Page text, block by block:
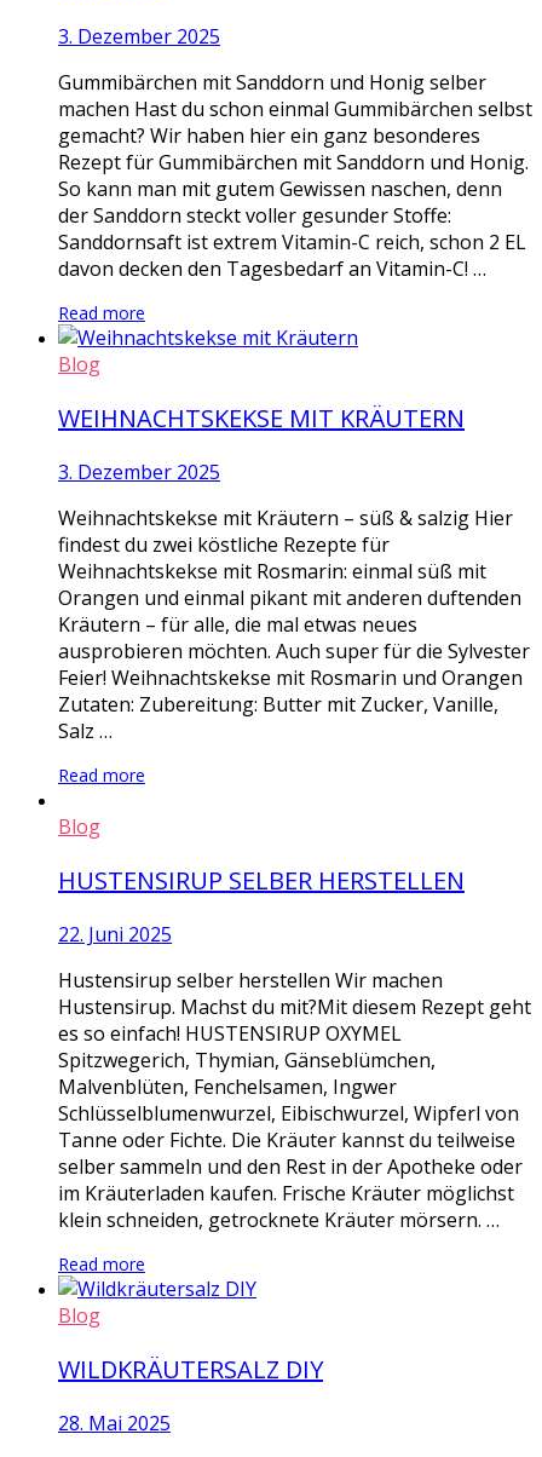
3. Dezember 2025
Gummibärchen mit Sanddorn und Honig selber
machen Hast du schon einmal Gummibärchen selbst
gemacht? Wir haben hier ein ganz besonderes
Rezept für Gummibärchen mit Sanddorn und Honig.
So kann man mit gutem Gewissen naschen, denn
der Sanddorn steckt voller gesunder Stoffe:
Sanddornsaft ist extrem Vitamin-C reich, schon 2 EL
davon decken den Tagesbedarf an Vitamin-C! …
Read more
Blog
WEIHNACHTSKEKSE MIT KRÄUTERN
3. Dezember 2025
Weihnachtskekse mit Kräutern – süß & salzig Hier
findest du zwei köstliche Rezepte für
Weihnachtskekse mit Rosmarin: einmal süß mit
Orangen und einmal pikant mit anderen duftenden
Kräutern – für alle, die mal etwas neues
ausprobieren möchten. Auch super für die Sylvester
Feier! Weihnachtskekse mit Rosmarin und Orangen
Zutaten: Zubereitung: Butter mit Zucker, Vanille,
Salz …
Read more
Blog
HUSTENSIRUP SELBER HERSTELLEN
22. Juni 2025
Hustensirup selber herstellen Wir machen
Hustensirup. Machst du mit?Mit diesem Rezept geht
es so einfach! HUSTENSIRUP OXYMEL
Spitzwegerich, Thymian, Gänseblümchen,
Malvenblüten, Fenchelsamen, Ingwer
Schlüsselblumenwurzel, Eibischwurzel, Wipferl von
Tanne oder Fichte. Die Kräuter kannst du teilweise
selber sammeln und den Rest in der Apotheke oder
im Kräuterladen kaufen. Frische Kräuter möglichst
klein schneiden, getrocknete Kräuter mörsern. …
Read more
Blog
WILDKRÄUTERSALZ DIY
28. Mai 2025